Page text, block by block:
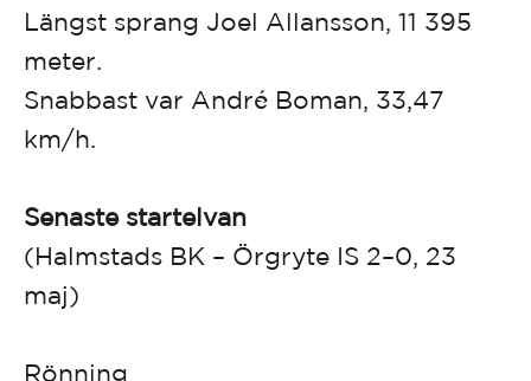
Längst sprang Joel Allansson, 11 395
meter.
Snabbast var André Boman, 33,47
km/h.
Senaste startelvan
(Halmstads BK – Örgryte IS 2–0, 23
maj)
Rönning